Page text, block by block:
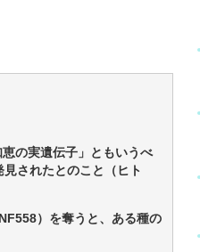
の実遺伝子」ともいうべ
されたとのこと（ヒト
）を奪うと、ある種の